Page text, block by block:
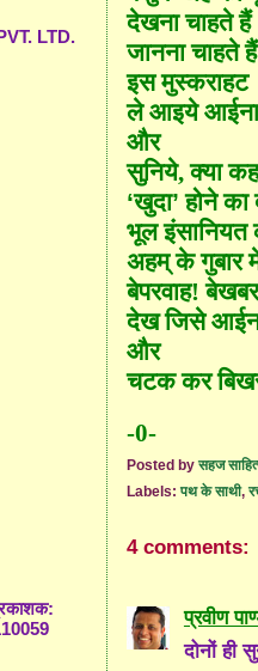
देखना चाहते हैं
जानना चाहते हैं
इस मुस्क
ले आइये आईना
और
सुनिये,क्या
‘खुदा’ होने का
भूल इंसानियत
अहम् के गुबार
बेपरवाह! बेखबर
देख जिसे
और
चटक कर
-0-
Posted byसहज
Labels:पथ के साथी,
4 comments:
प्रवीण
दोनों ही
LTD.